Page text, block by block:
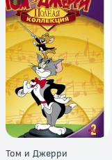
Том и Джерри